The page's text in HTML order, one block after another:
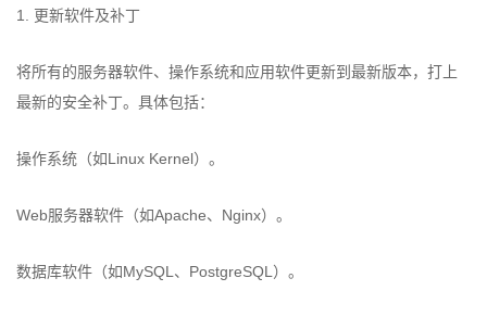
1. 更新软件及补丁
将所有的服务器软件、操作系统和应用软件更新到最新版本，打上
最新的安全补丁。具体包括：
操作系统（如Linux Kernel）。
Web服务器软件（如Apache、Nginx）。
数据库软件（如MySQL、PostgreSQL）。